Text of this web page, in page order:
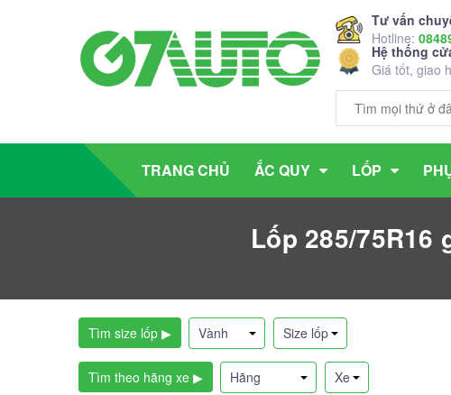
Tư vấn
Hotline:
Hệ thống
Giá tốt, giao
TRANG CHỦ ẮC QUY LỐP
Lốp 285/
Tìm size lốp ▶
Tìm theo hãng xe ▶